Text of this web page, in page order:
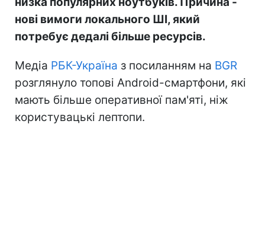
нові вимоги локального ШІ, який
потребує дедалі більше ресурсів.
Медіа РБК-Україна з посиланням на BGR
розглянуло топові Android-смартфони, які
мають більше оперативної пам'яті, ніж
користувацькі лептопи.